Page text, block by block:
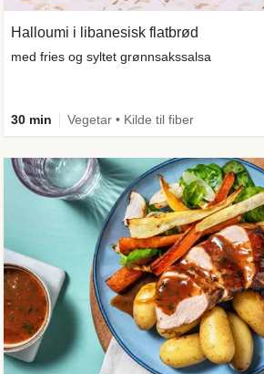
Halloumi i libanesisk flatbrød
med fries og syltet grønnsakssalsa
30 min Vegetar • Kilde til fiber